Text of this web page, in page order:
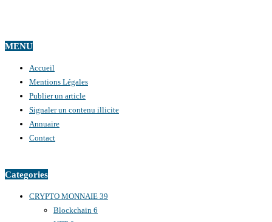
MENU
Accueil
Mentions Légales
Publier un article
Signaler un contenu illicite
Annuaire
Contact
Categories
CRYPTO MONNAIE 39
Blockchain 6